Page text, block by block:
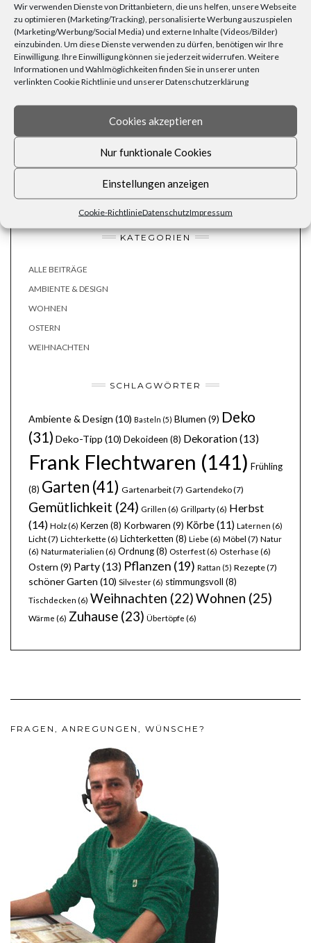
Wir verwenden Dienste von Drittanbietern, die uns helfen, unsere Webseite
zu optimieren (Marketing/Tracking), personalisierte Werbung auszuspielen
(Marketing/Werbung/Social Media) und externe Inhalte (Videos/Bilder)
einzubinden. Um diese Dienste verwenden zu dürfen, benötigen wir Ihre
Einwilligung. Ihre Einwilligung können sie jederzeit widerrufen. Weitere
Informationen und Wahlmöglichkeiten finden Sie in unserer unten
verlinkten Cookie Richtlinie und unserer Datenschutzerklärung
Cookies akzeptieren
Nur funktionale Cookies
Einstellungen anzeigen
Cookie-RichtlinieDatenschutzImpressum
führen und den Korb schlimmstenfalls brüchig machen.
Überlade den Korb nicht. Einkaufskörbe halten zwar eine Menge
aus; bei zierlicheren Exemplaren solltest Du trotzdemvorsichtig
mit schweren Waren wie Konservendosen
Wenn Du den Boden des Korbes mit einem Stück stabiler Pappe
oder Kork auslegst,verteilt sich das Gesamtgewicht
beugst Du Bruchschäden vor.
Erledige Dein Shopping umweltbewusst mit Einkaufskörben – nicht nur
INSEKTENHOTEL UND BLUMEN FÜR BIENEN – DIE BESTEN TIPPS
CHALET – EIN WOHNTREND FÜR FREUNDE DES GEBIRGES
KATEGORIEN
ALLE BEITRÄGE
AMBIENTE & DESIGN
WOHNEN
OSTERN
WEIHNACHTEN
SCHLAGWÖRTER
Ambiente & Design (10) Basteln (5) Blumen (9) Deko
(31) Deko-Tipp (10) Dekoideen (8) Dekoration(13)
Frank Flechtwaren (141) Frühling
(8) Garten (41) Gartenarbeit(7) Gartendeko(7)
Gemütlichkeit (24) Grillen (6) Grillparty(6) Herbst
(14) Holz(6) Kerzen (8) Korbwaren (9) Körbe(11) Laternen (6)
Licht(7) Lichterkette (6) Lichterketten (8) Liebe (6) Möbel (7) Natur
(6) Naturmaterialien (6) Ordnung(8) Osterfest(6) Osterhase (6)
Ostern (9) Party(13) Pflanzen (19) Rattan (5) Rezepte(7)
schöner Garten (10) Silvester(6) stimmungsvoll (8)
Tischdecken (6) Weihnachten (22)Wohnen (25)
Wärme (6) Zuhause (23) Übertöpfe (6)
FRAGEN, ANREGUNGEN, WÜNSCHE?